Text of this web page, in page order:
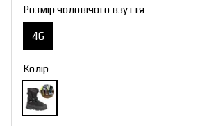
Розмір чоловічого взуття
46
Колір